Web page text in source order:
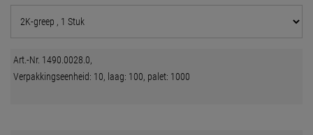
Art.-Nr. 1490.0028.0,
Verpakkingseenheid: 10, laag: 100, palet: 1000